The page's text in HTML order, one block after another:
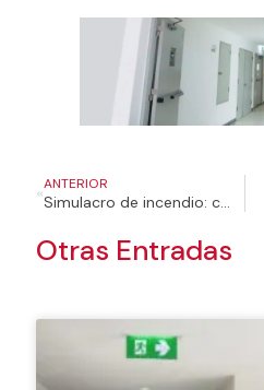
ANTERIOR
Simulacro de incendio: cómo planificarlo paso a paso
Otras Entradas